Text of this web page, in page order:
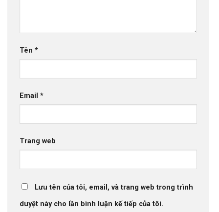
Tên *
Email *
Trang web
Lưu tên của tôi, email, và trang web trong trình
duyệt này cho lần bình luận kế tiếp của tôi.